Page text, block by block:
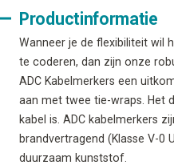
Productinformatie
Wanneer je de flexibiliteit wil
te coderen, dan zijn onze
ADC Kabelmerkers een
aan met twee tie-wraps. Het
kabel is. ADC kabelmerkers
brandvertragend (Klasse V-0
duurzaam kunststof.